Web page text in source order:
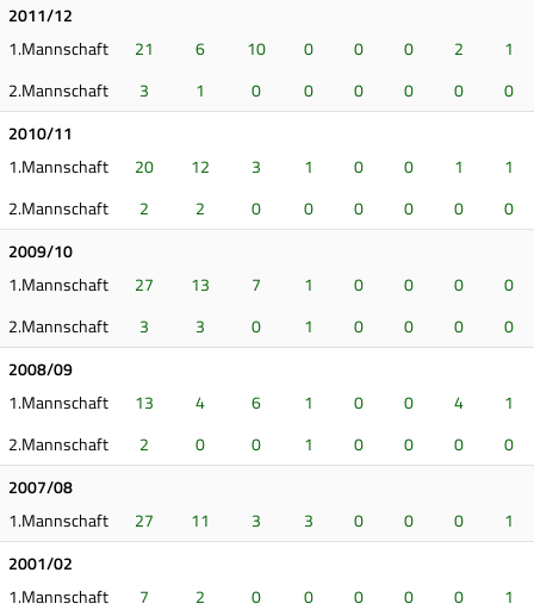
2011/12
1.Mannschaft
21 6 10 0 0 0 2
1
2.Mannschaft
3 1 0 0 0 0 0
0
2010/11
1.Mannschaft
20 12 3 1 0 0 1
1
2.Mannschaft
2 2 0 0 0 0 0
0
2009/10
1.Mannschaft
27 13 7 1 0 0 0
0
2.Mannschaft
3 3 0 1 0 0 0
0
2008/09
1.Mannschaft
13 4 6 1 0 0 4
1
2.Mannschaft
2 0 0 1 0 0 0
0
2007/08
1.Mannschaft
27 11 3 3 0 0 0
1
2001/02
1.Mannschaft
7 2 0 0 0 0 0 1